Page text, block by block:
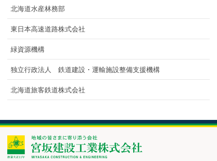
北海道水産林務部
東日本高速道路株式会社
緑資源機構
独立行政法人 鉄道建設・運輸施設整備支援機構
北海道旅客鉄道株式会社